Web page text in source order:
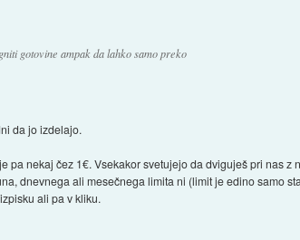
gotovine ampak da lahko samo preko
da jo izdelajo.
pa nekaj čez 1€. Vsekakor svetujejo da dviguješ pri nas z
dnevnega ali mesečnega limita ni (limit je edino samo
ali pa v kliku.